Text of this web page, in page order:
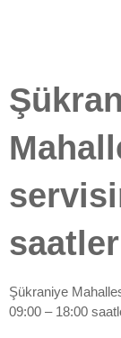
Şükraniye
09:00 – 18:00